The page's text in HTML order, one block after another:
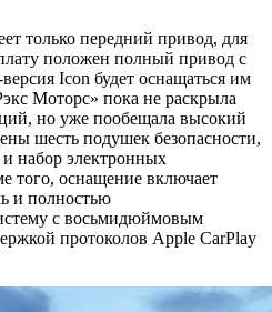
только передний привод, для
положен полный привод с
Icon будет оснащаться им
Моторс» пока не раскрыла
но уже пообещала высокий
шесть подушек безопасности,
набор электронных
того, оснащение включает
и полностью
с восьмидюймовым
протоколов Apple CarPlay